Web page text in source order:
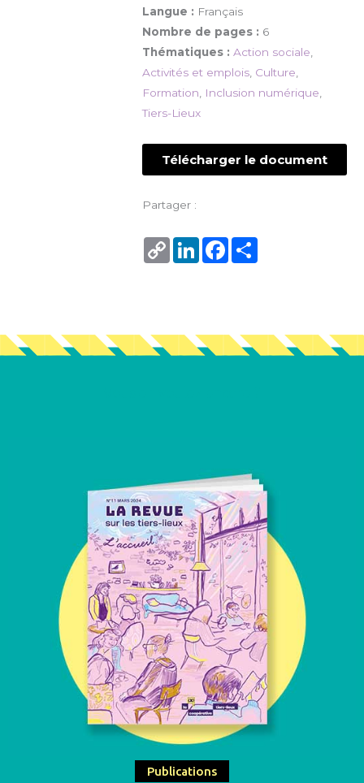
Langue : Français
Nombre de pages : 6
Thématiques : Action sociale
Activités et emplois, Culture
Formation
Inclusion numérique
Tiers-Lieux
Télécharger le document
Partager :
Copy
Link
LinkedInFacebook
Share
Publications